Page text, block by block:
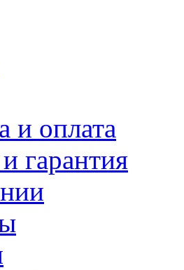
и оплата
гарантия